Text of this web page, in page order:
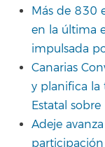
Más de 830
en la última
impulsada
Canarias
y planifica la
Estatal
Adeje